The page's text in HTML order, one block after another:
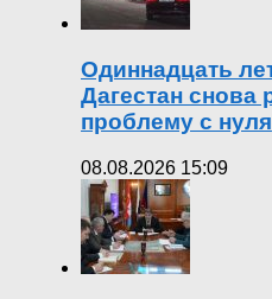
Одиннадцать
Дагестан снова
проблему с нуля
08.08.2026 15:09